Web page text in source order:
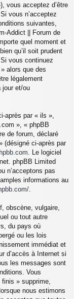
vous acceptez d’être
vous n’acceptez
suivantes,
Addict || Forum de
quel moment et
qu’il soit prudent
vous continuez
alors que des
légalement
jour et/ou
après par « ils »,
», « phpBB
de forum, déclaré
(désigné ci-après par
. Le logiciel
phpBB Limited
n’acceptons pas
informations au
obscène, vulgaire,
ou tout autre
du pays où
ou les lois
immédiat et
d’accès à Internet si
les messages sont
Vous
» supprime,
nous estimons